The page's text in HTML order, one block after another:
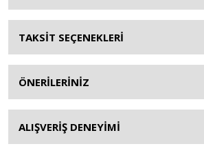
TAKSİT SEÇENEKLERİ
ÖNERİLERİNİZ
ALIŞVERİŞ DENEYİMİ